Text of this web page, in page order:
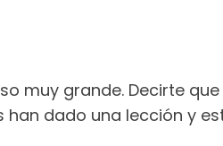
muy grande. Decirte
dado una lección y